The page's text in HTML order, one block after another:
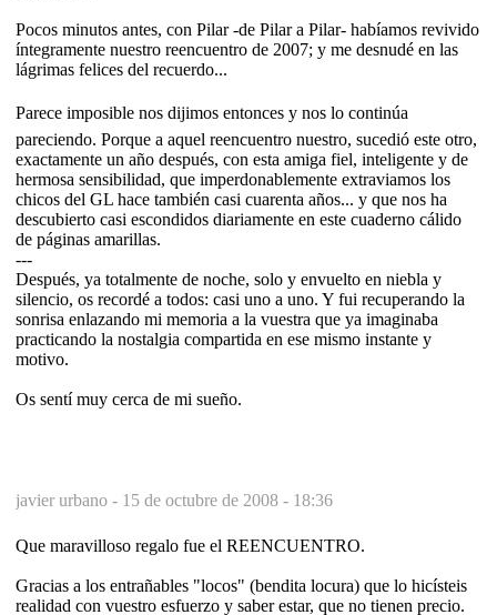
Pocos minutos antes, con Pilar -de Pilar a Pilar- habíamos revivido
íntegramente nuestro reencuentro de 2007; y me desnudé en las
lágrimas felices del recuerdo...
Parece imposible nos dijimos entonces y nos lo continúa
pareciendo. Porque a aquel reencuentro nuestro, sucedió este otro,
exactamente un año después, con esta amiga fiel, inteligente y de
hermosa sensibilidad, que imperdonablemente extraviamos los
chicos del GL hace también casi cuarenta años... y que nos ha
descubierto casi escondidos diariamente en este cuaderno cálido
de páginas amarillas.
---
Después, ya totalmente de noche, solo y envuelto en niebla y
silencio, os recordé a todos: casi uno a uno. Y fui recuperando la
sonrisa enlazando mi memoria a la vuestra que ya imaginaba
practicando la nostalgia compartida en ese mismo instante y
motivo.
Os sentí muy cerca de mi sueño.
javier urbano - 15 de octubre de 2008 - 18:36
Que maravilloso regalo fue el REENCUENTRO.
Gracias a los entrañables "locos" (bendita locura) que lo hicísteis
realidad con vuestro esfuerzo y saber estar, que no tienen precio.